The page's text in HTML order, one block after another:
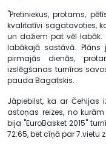
"Pretiniekus, protams,
kvalitatīvi sagatavoties,
un dažiem pat vēl labāk.
labākajā sastāvā.
pirmajās dienās,
izslēgšanas turnīros
pauda Bagatskis.
Jāpiebilst, ka ar Čehijas
astoņas reizes, no
bija "EuroBasket 2015"
72:65, bet cīņā par 7.vietu